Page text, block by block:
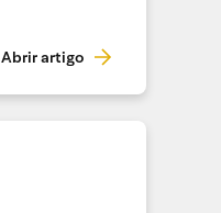
Abrir artigo